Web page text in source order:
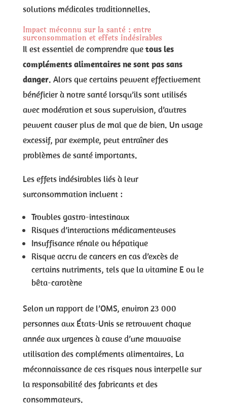
solutions médicales traditionnelles.
Impact méconnu sur la santé : entre
surconsommation et effets indésirables
Il est essentiel de comprendre quetous les
compléments alimentaires ne sont pas sans
danger. Alors que certains peuvent effectivement
bénéficier à notre santé lorsqu’ils sont utilisés
avec modération et sous supervision, d’autres
peuvent causer plus de mal que de bien. Un usage
excessif, par exemple, peut entraîner des
problèmes de santé importants.
Les effets indésirables liés à leur
surconsommation incluent :
Troubles gastro-intestinaux
Risques d’interactions médicamenteuses
Insuffisance rénale ou hépatique
Risque accru de cancers en cas d’excès de
certains nutriments, tels que la vitamine E ou le
bêta-carotène
Selon un rapport de l’OMS, environ 23 000
personnes aux États-Unis se retrouvent chaque
année aux urgences à cause d’une mauvaise
utilisation des compléments alimentaires. La
méconnaissance de ces risques nous interpelle sur
la responsabilité des fabricants et des
consommateurs.